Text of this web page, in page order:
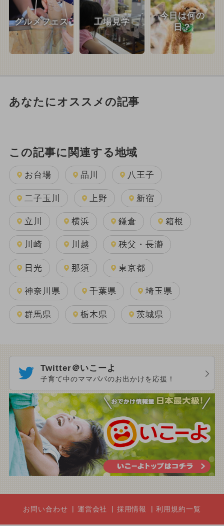
グルメフェス 工場見学
今日は何の
日？
あなたにオススメの記事
この記事に関連する地域
お台場 品川 八王子
二子玉川 上野 新宿
立川 横浜 鎌倉 箱根
川崎 川越 秩父・長瀞
日光 那須 東京都
神奈川県 千葉県 埼玉県
群馬県 栃木県 茨城県
Twitter＠いこーよ
子育て中のママパパのお出かけを応援！
お問い合わせ 運営会社 採用情報 利用規約一覧